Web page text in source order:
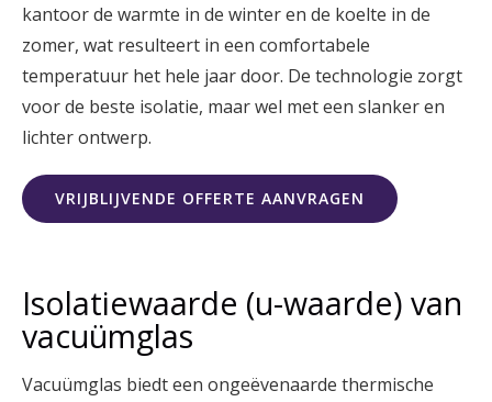
kantoor de warmte in de winter en de koelte in de
zomer, wat resulteert in een comfortabele
temperatuur het hele jaar door. De technologie zorgt
voor de beste isolatie, maar wel met een slanker en
lichter ontwerp.
VRIJBLIJVENDE OFFERTE AANVRAGEN
Isolatiewaarde (u-waarde) van
vacuümglas
Vacuümglas biedt een ongeëvenaarde thermische